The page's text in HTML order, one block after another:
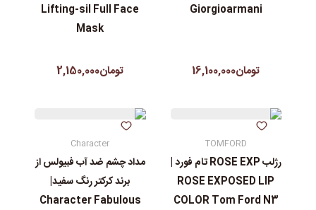
Giorgioarmani
تومان16,100,000
Lifting-sil Full Face
Mask
تومان2,150,000
TOMFORD
رژلب ROSE EXP تام فورد |
ROSE EXPOSED LIP
COLOR Tom Ford N3
Character
مداد چشم ضد آب فبیولس از
برند کرکتر رنگ سفید|
Character Fabulous